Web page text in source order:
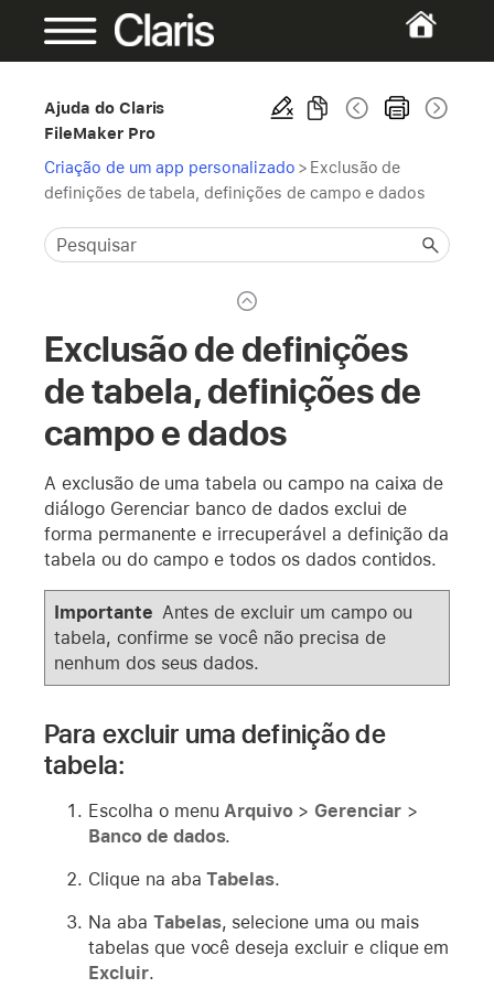
Ajuda do Claris
FileMaker Pro
Criação de um app personalizado > Exclusão de
definições de tabela, definições de campo e dados
Exclusão de definições
de tabela, definições de
campo e dados
A exclusão de uma tabela ou campo na caixa de
diálogo Gerenciar banco de dados exclui de
forma permanente e irrecuperável a definição da
tabela ou do campo e todos os dados contidos.
Importante Antes de excluir um campo ou
tabela, confirme se você não precisa de
nenhum dos seus dados.
Para excluir uma definição de
tabela:
Escolha o menuArquivo > Gerenciar>
Banco de dados.
Clique na abaTabelas.
Na aba Tabelas, selecione uma ou mais
tabelas que você deseja excluir e clique em
Excluir.